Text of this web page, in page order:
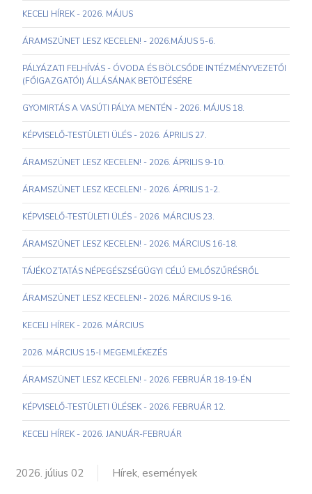
KECELI HÍREK - 2026. MÁJUS
ÁRAMSZÜNET LESZ KECELEN! - 2026.MÁJUS 5-6.
PÁLYÁZATI FELHÍVÁS - ÓVODA ÉS BÖLCSŐDE INTÉZMÉNYVEZETŐI
(FŐIGAZGATÓI) ÁLLÁSÁNAK BETÖLTÉSÉRE
GYOMIRTÁS A VASÚTI PÁLYA MENTÉN - 2026. MÁJUS 18.
KÉPVISELŐ-TESTÜLETI ÜLÉS - 2026. ÁPRILIS 27.
ÁRAMSZÜNET LESZ KECELEN! - 2026. ÁPRILIS 9-10.
ÁRAMSZÜNET LESZ KECELEN! - 2026. ÁPRILIS 1-2.
KÉPVISELŐ-TESTÜLETI ÜLÉS - 2026. MÁRCIUS 23.
ÁRAMSZÜNET LESZ KECELEN! - 2026. MÁRCIUS 16-18.
TÁJÉKOZTATÁS NÉPEGÉSZSÉGÜGYI CÉLÚ EMLŐSZŰRÉSRŐL
ÁRAMSZÜNET LESZ KECELEN! - 2026. MÁRCIUS 9-16.
KECELI HÍREK - 2026. MÁRCIUS
2026. MÁRCIUS 15-I MEGEMLÉKEZÉS
ÁRAMSZÜNET LESZ KECELEN! - 2026. FEBRUÁR 18-19-ÉN
KÉPVISELŐ-TESTÜLETI ÜLÉSEK - 2026. FEBRUÁR 12.
KECELI HÍREK - 2026. JANUÁR-FEBRUÁR
2026. július 02 Hírek, események